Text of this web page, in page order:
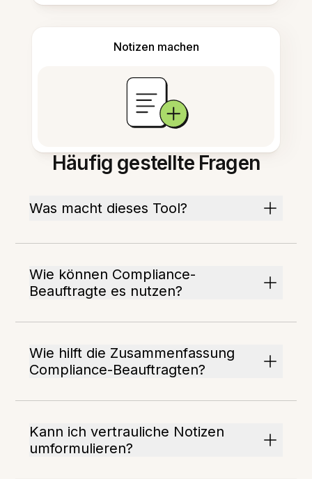
Notizen machen
Häufig gestellte Fragen
Was macht dieses Tool?
Wie können Compliance-
Beauftragte es nutzen?
Wie hilft die Zusammenfassung
Compliance-Beauftragten?
Kann ich vertrauliche Notizen
umformulieren?